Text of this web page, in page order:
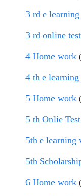
3 rd e
3 rd online test
4 Home work
4 th e
5 Home work
5 th Onlie Test
5th e learning
5th
6 Home work